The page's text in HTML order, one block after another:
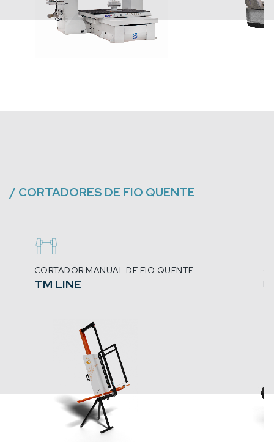
/ CORTADORES DE FIO QUENTE
CORTADOR MANUAL DE FIO QUENTE
TM LINE